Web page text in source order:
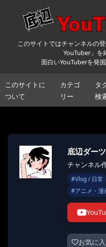
このサイトではチャンネルの
YouTuber」を
面白いYouTuberを発
このサイトに
ついて
カテゴ
リー
タ
検
底辺ダー
チャンネル
#Vlog / 日常
#アニメ・漫
お気に